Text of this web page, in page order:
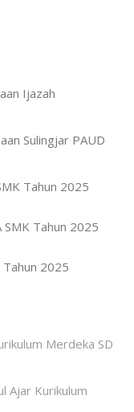
Ijazah
Sulingjar PAUD
Tahun 2025
SMK Tahun 2025
Tahun 2025
Merdeka SD
Ajar Kurikulum